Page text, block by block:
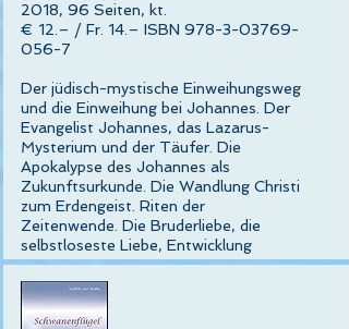
2018, 96 Seiten, kt.
€ 12.– / Fr. 14.– ISBN 978-3-03769-
056-7
Der jüdisch-mystische Einweihungsweg
und die Einweihung bei Johannes. Der
Evangelist Johannes, das Lazarus-
Mysterium und der Täufer. Die
Apokalypse des Johannes als
Zukunftsurkunde. Die Wandlung Christi
zum Erdengeist. Riten der
Zeitenwende. Die Bruderliebe, die
selbstloseste Liebe, Entwicklung